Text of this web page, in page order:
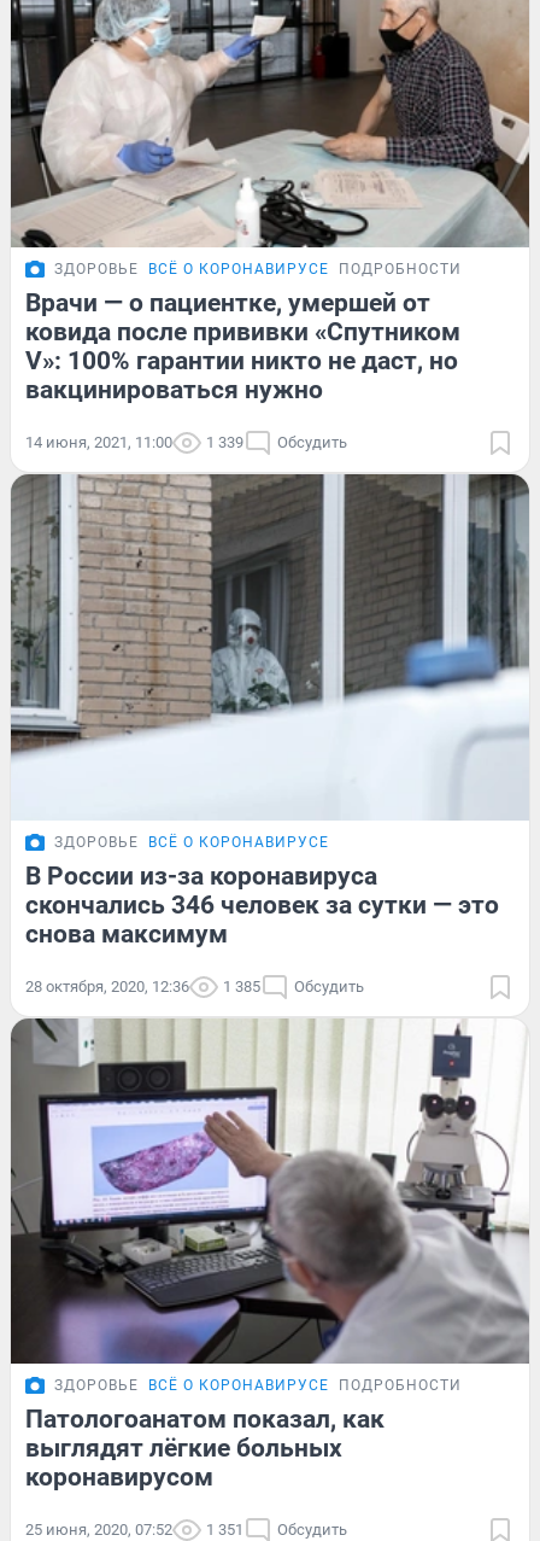
ЗДОРОВЬЕ ВСЁ О КОРОНАВИРУСЕ ПОДРОБНОСТИ
Врачи — о пациентке, умершей от
ковида после прививки «Спутником
V»: 100% гарантии никто не даст, но
вакцинироваться нужно
14 июня, 2021, 11:00 1 339 Обсудить
ЗДОРОВЬЕ ВСЁ О КОРОНАВИРУСЕ
В России из-за коронавируса
скончались 346 человек за сутки — это
снова максимум
28 октября, 2020, 12:36 1 385 Обсудить
ЗДОРОВЬЕ ВСЁ О КОРОНАВИРУСЕ ПОДРОБНОСТИ
Патологоанатом показал, как
выглядят лёгкие больных
коронавирусом
25 июня, 2020, 07:52 1 351 Обсудить